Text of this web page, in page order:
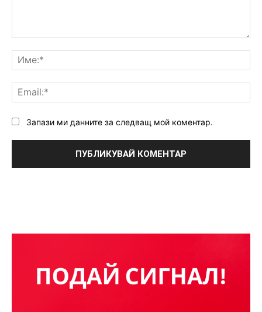
Запази ми данните за следващ мой коментар.